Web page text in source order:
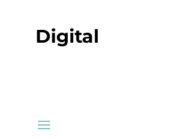
Digital